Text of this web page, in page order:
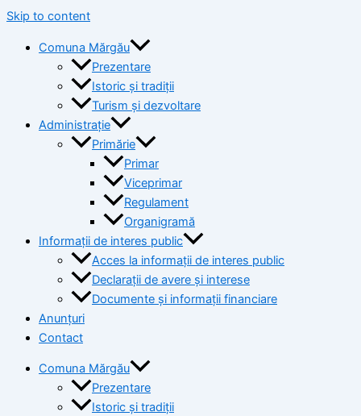
Skip to content
Comuna Mărgău
Prezentare
Istoric și tradiții
Turism și dezvoltare
Administrație
Primărie
Primar
Viceprimar
Regulament
Organigramă
Informații de interes public
Acces la informații de interes public
Declarații de avere și interese
Documente și informații financiare
Anunțuri
Contact
Comuna Mărgău
Prezentare
Istoric și tradiții